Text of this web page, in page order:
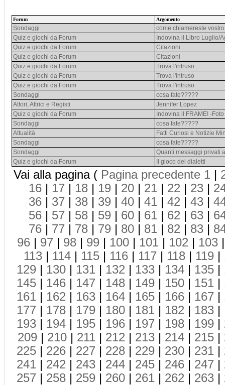
Forum Argomento
Sondaggi
come chiamereste
Quiz e giochi da Forum
Indovina il Libro Luglio/
Quiz e giochi da Forum
Citazioni
Quiz e giochi da Forum
Citazioni
Quiz e giochi da Forum
Trova l'intruso
Quiz e giochi da Forum
Trova l'intruso
Quiz e giochi da Forum
Trova l'intruso
Sondaggi
cosa fate?????
Attori, Attrici e Registi
Jennifer Lopez
Quiz e giochi da Forum
Indovina il FRAME! -
Sondaggi
cosa fate?????
Attualità
Fatti Curiosi e Notizie
Sondaggi
cosa fate?????
Sondaggi
Quanti messaggi privati
Quiz e giochi da Forum
Il gioco dei dialetti
Vai alla pagina ( Pagina precedente 1 |
16 | 17 | 18 | 19 | 20 | 21 | 22 | 23 |
36 | 37 | 38 | 39 | 40 | 41 | 42 | 43 |
56 | 57 | 58 | 59 | 60 | 61 | 62 | 63 |
76 | 77 | 78 | 79 | 80 | 81 | 82 | 83 |
96 | 97 | 98 | 99 | 100 | 101 | 102 | 103
113 | 114 | 115 | 116 | 117 | 118 | 119 |
129 | 130 | 131 | 132 | 133 | 134 | 135 |
145 | 146 | 147 | 148 | 149 | 150 | 151 |
161 | 162 | 163 | 164 | 165 | 166 | 167 |
177 | 178 | 179 | 180 | 181 | 182 | 183 |
193 | 194 | 195 | 196 | 197 | 198 | 199 |
209 | 210 | 211 | 212 | 213 | 214 | 215 |
225 | 226 | 227 | 228 | 229 | 230 | 231 |
241 | 242 | 243 | 244 | 245 | 246 | 247 |
257 | 258 | 259 | 260 | 261 | 262 | 263 |